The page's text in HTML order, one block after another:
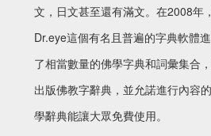
文，日文甚至還有滿文。在2008年
Dr.eye這個有名且普遍的字典軟體
了相當數量的佛學字典和詞彙集合
出版佛教字辭典，並允諾進行內容
學辭典能讓大眾免費使用。